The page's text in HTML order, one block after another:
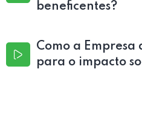
beneficentes?
Como a
para o impacto